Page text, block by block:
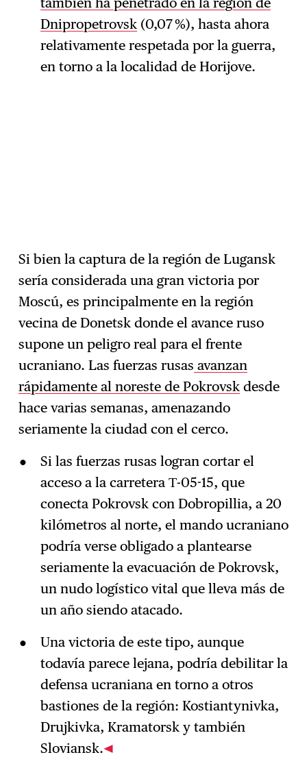
Dnipropetrovsk(0,07 %), hasta ahora
relativamente respetada por la guerra,
en torno a la localidad de Horijove.
Si bien la captura de la región de Lugansk
sería considerada una gran victoria por
Moscú, es principalmente en la región
vecina de Donetsk donde el avance ruso
supone un peligro real para el frente
ucraniano. Las fuerzas rusas avanzan
rápidamente al noreste de Pokrovsk desde
hace varias semanas, amenazando
seriamente la ciudad con el cerco.
Si las fuerzas rusas logran cortar el
acceso a la carretera Т-05-15, que
conecta Pokrovsk con Dobropillia, a 20
kilómetros al norte, el mando ucraniano
podría verse obligado a plantearse
seriamente la evacuación de Pokrovsk,
un nudo logístico vital que lleva más de
un año siendo atacado.
Una victoria de este tipo, aunque
todavía parece lejana, podría debilitar la
defensa ucraniana en torno a otros
bastiones de la región: Kostiantynivka,
Drujkivka, Kramatorsk y también
Sloviansk.